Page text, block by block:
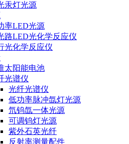
汞灯光源
率LED光源
路LED光化学反应仪
光化学反应仪
太阳能电池
光谱仪
光纤光谱仪
低功率脉冲氙灯光源
氘钨氙一体光源
可调钨灯光源
紫外石英光纤
反射率测量配件